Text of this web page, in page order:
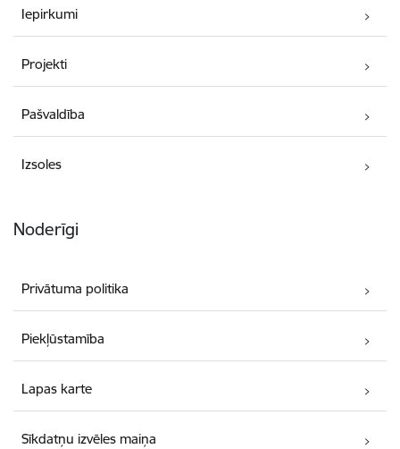
Iepirkumi
Projekti
Pašvaldība
Izsoles
Noderīgi
Privātuma politika
Piekļūstamība
Lapas karte
Sīkdatņu izvēles maiņa